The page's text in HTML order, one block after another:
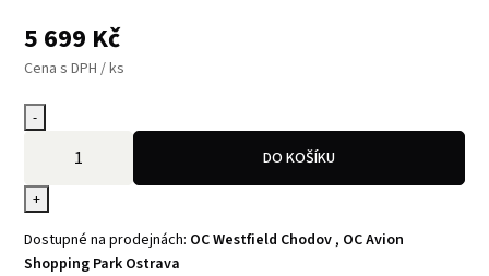
5 699 Kč
Cena s DPH / ks
-
+
DO KOŠÍKU
Dostupné na prodejnách: OC Westfield Chodov , OC Avion
Shopping Park Ostrava